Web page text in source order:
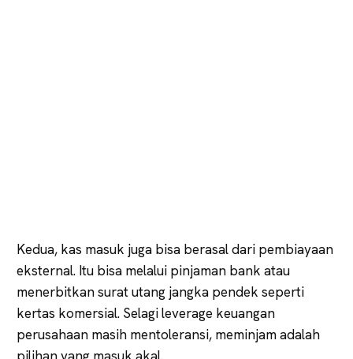
Kedua, kas masuk juga bisa berasal dari pembiayaan
eksternal. Itu bisa melalui pinjaman bank atau
menerbitkan surat utang jangka pendek seperti
kertas komersial. Selagi leverage keuangan
perusahaan masih mentoleransi, meminjam adalah